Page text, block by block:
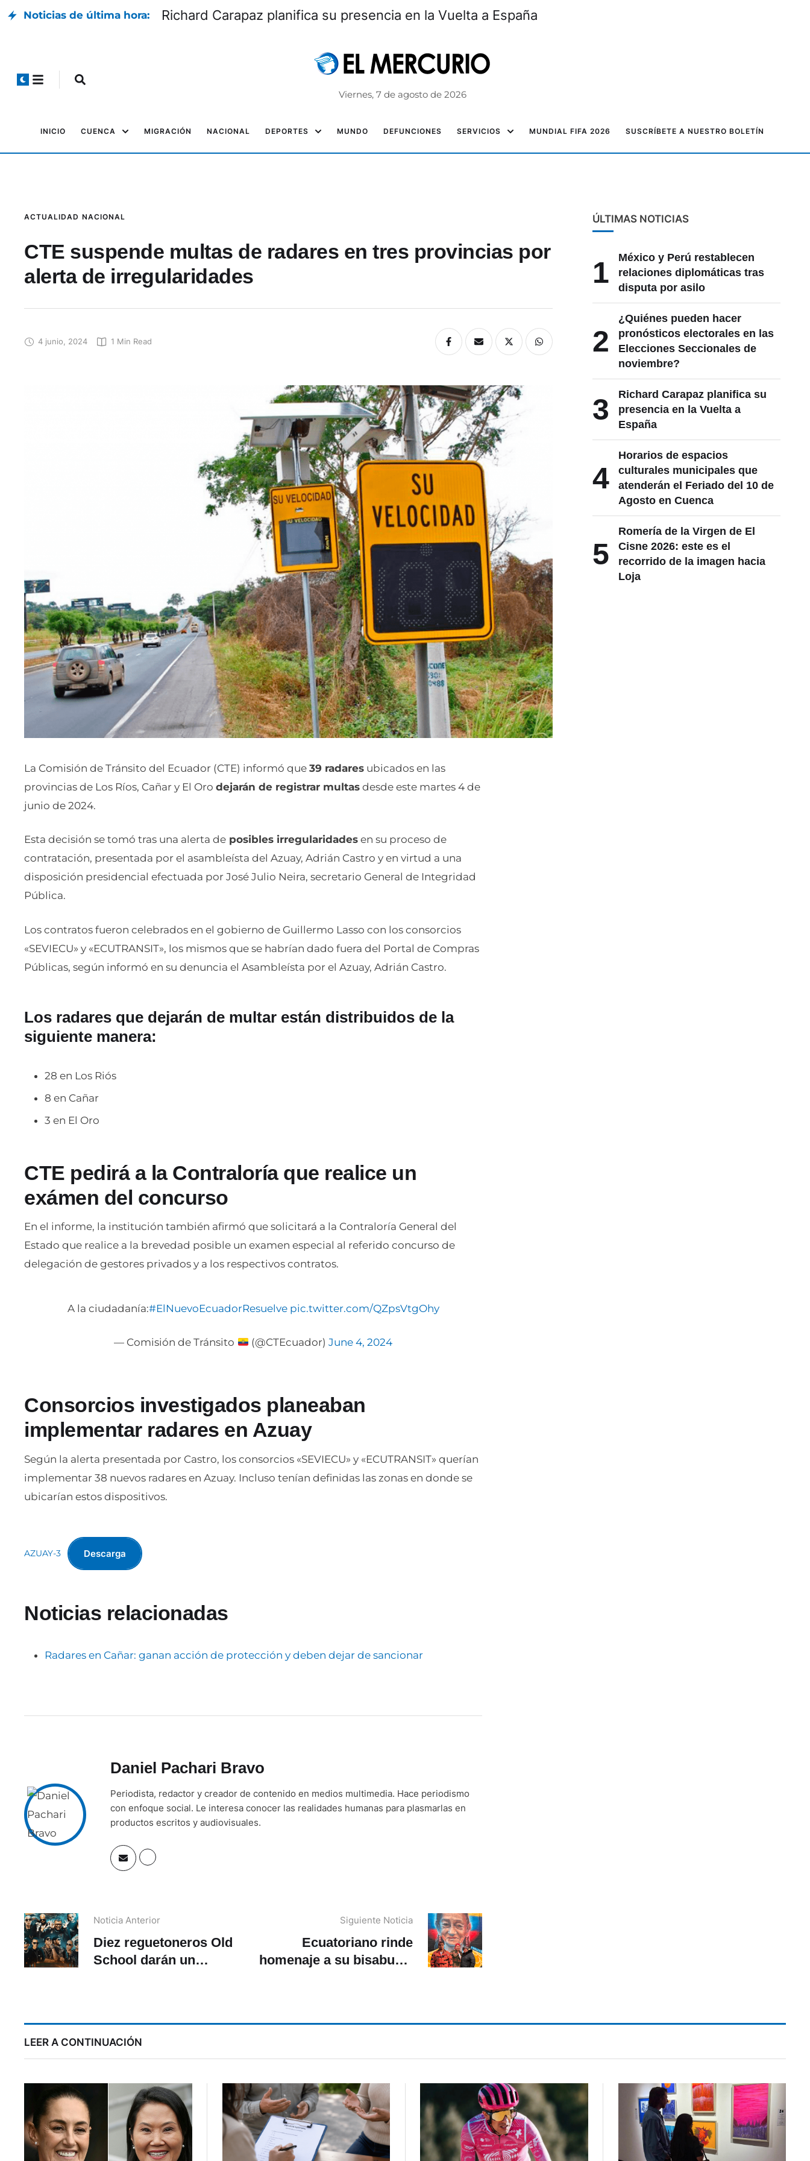
Noticias de última hora:
de noviembre? Richard Carapaz planifica su presencia en la Vuelta a España
Viernes, 7 de agosto de 2026
INICIO CUENCA MIGRACIÓN NACIONAL DEPORTES MUNDO DEFUNCIONES SERVICIOS MUNDIAL FIFA 2026 SUSCRÍBETE A NUESTRO BOLETÍN
ACTUALIDAD NACIONAL
CTE suspende multas de radares en tres provincias por
alerta de irregularidades
4 junio, 2024 1 Min Read
La Comisión de Tránsito del Ecuador (CTE) informó que 39 radares ubicados en las
provincias de Los Ríos, Cañar y El Oro dejarán de registrar multas desde este martes 4 de
junio de 2024.
Esta decisión se tomó tras una alerta de posibles irregularidades en su proceso de
contratación, presentada por el asambleísta del Azuay, Adrián Castro y en virtud a una
disposición presidencial efectuada por José Julio Neira, secretario General de Integridad
Pública.
Los contratos fueron celebrados en el gobierno de Guillermo Lasso con los consorcios
«SEVIECU» y «ECUTRANSIT», los mismos que se habrían dado fuera del Portal de Compras
Públicas, según informó en su denuncia el Asambleísta por el Azuay, Adrián Castro.
Los radares que dejarán de multar están distribuidos de la
siguiente manera:
28 en Los Riós
8 en Cañar
3 en El Oro
CTE pedirá a la Contraloría que realice un
exámen del concurso
En el informe, la institución también afirmó que solicitará a la Contraloría General del
Estado que realice a la brevedad posible un examen especial al referido concurso de
delegación de gestores privados y a los respectivos contratos.
A la ciudadanía:#ElNuevoEcuadorResuelve pic.twitter.com/QZpsVtgOhy
— Comisión de Tránsito (@CTEcuador) June 4, 2024
Consorcios investigados planeaban
implementar radares en Azuay
Según la alerta presentada por Castro, los consorcios «SEVIECU» y «ECUTRANSIT» querían
implementar 38 nuevos radares en Azuay. Incluso tenían definidas las zonas en donde se
ubicarían estos dispositivos.
AZUAY-3 Descarga
Noticias relacionadas
Radares en Cañar: ganan acción de protección y deben dejar de sancionar
Daniel Pachari Bravo
Periodista, redactor y creador de contenido en medios multimedia. Hace periodismo
con enfoque social. Le interesa conocer las realidades humanas para plasmarlas en
productos escritos y audiovisuales.
Noticia Anterior
Diez reguetoneros Old
School darán un
Siguiente Noticia
Ecuatoriano rinde
homenaje a su bisabuela
ÚLTIMAS NOTICIAS
1
México y Perú restablecen
relaciones diplomáticas tras
disputa por asilo
2
¿Quiénes pueden hacer
pronósticos electorales en las
Elecciones Seccionales de
noviembre?
3
Richard Carapaz planifica su
presencia en la Vuelta a
España
4
Horarios de espacios
culturales municipales que
atenderán el Feriado del 10 de
Agosto en Cuenca
5
Romería de la Virgen de El
Cisne 2026: este es el
recorrido de la imagen hacia
Loja
LEER A CONTINUACIÓN